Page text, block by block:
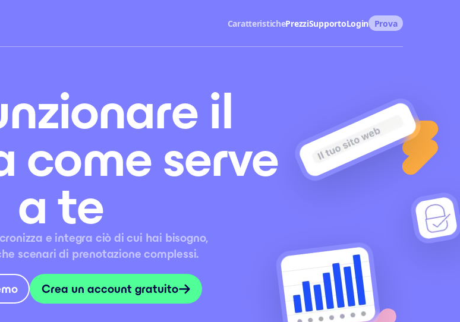
CaratteristichePrezziSupportoLogin Prova
il
come serve
a te
e integra ciò di cui hai bisogno,
scenari di prenotazione complessi.
Crea un account gratuito